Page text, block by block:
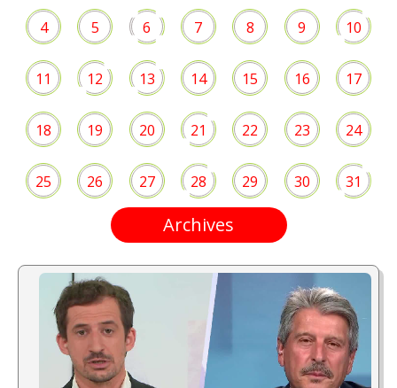
4 5 6 7 8 9 10
11 12 13 14 15 16 17
18 19 20 21 22 23 24
25 26 27 28 29 30 31
Archives